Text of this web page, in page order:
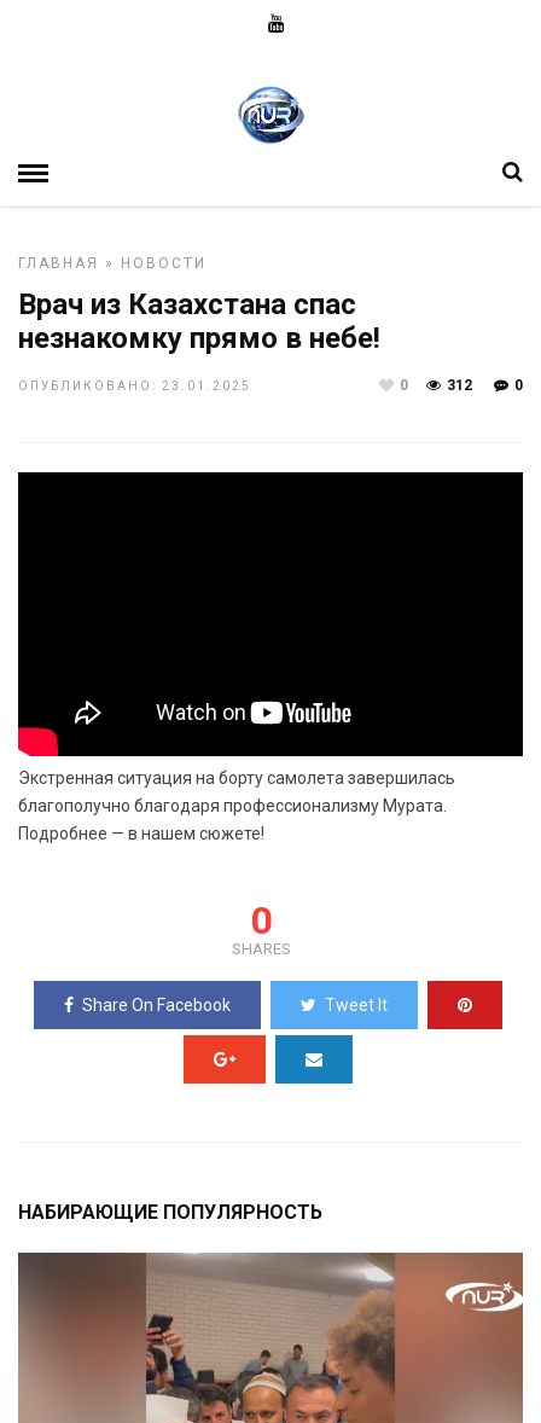
ГЛАВНАЯ » НОВОСТИ
Врач из Казахстана спас
незнакомку прямо в небе!
ОПУБЛИКОВАНО: 23.01.2025 0
312
0
Экстренная ситуация на борту самолета завершилась
благополучно благодаря профессионализму Мурата.
Подробнее — в нашем сюжете!
0
SHARES
Share On Facebook Tweet It
НАБИРАЮЩИЕ ПОПУЛЯРНОСТЬ